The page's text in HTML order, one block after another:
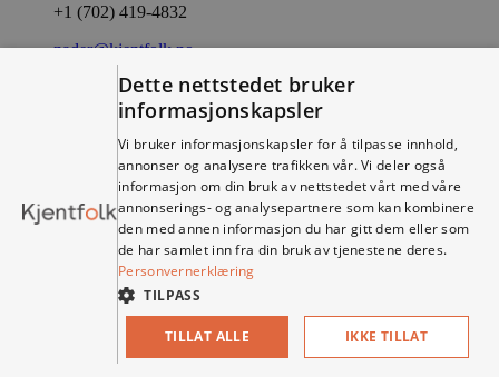
+1 (702) 419-4832
nader@kjentfolk.no
Truls Nilsen
+47 988 10 078
truls@kjentfolk.no
Anders Lindstad
Innovasjoner
anders@kjentfolk.no
Design: Found / Kode:
Dette nettstedet bruker
informasjonskapsler
Vi bruker informasjonskapsler for å tilpasse innhold,
annonser og analysere trafikken vår. Vi deler også
informasjon om din bruk av nettstedet vårt med våre
annonserings- og analysepartnere som kan kombinere
den med annen informasjon du har gitt dem eller som
de har samlet inn fra din bruk av tjenestene deres.
Personvernerklæring
TILPASS
TILLAT ALLE IKKE TILLAT